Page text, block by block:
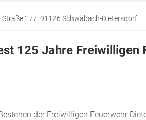
177, 91126 Schwabach-Dietersdorf
125 Jahre Freiwilligen
der Freiwilligen Feuerwehr